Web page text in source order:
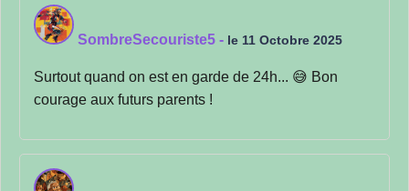
SombreSecouriste5 - le 11 Octobre 2025
Surtout quand on est en garde de 24h... 😅 Bon
courage aux futurs parents !